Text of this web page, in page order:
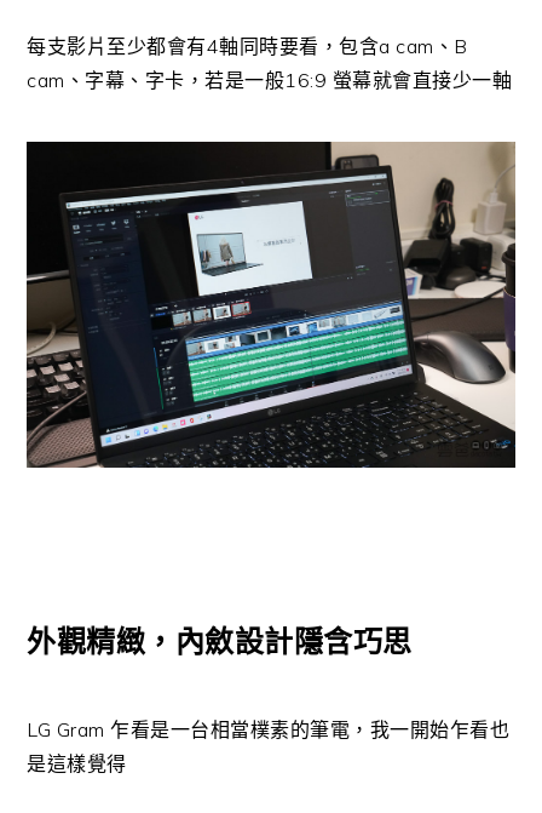
每支影片至少都會有4軸同時要看，包含a cam、B
cam、字幕、字卡，若是一般16:9 螢幕就會直接少一軸
外觀精緻，內斂設計隱含巧思
LG Gram 乍看是一台相當樸素的筆電，我一開始乍看也
是這樣覺得